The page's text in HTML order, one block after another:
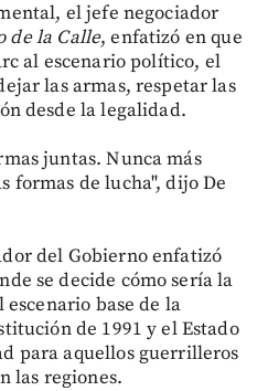
el jefe negociador
de la Calle, enfatizó en que
al escenario político, el
las armas, respetar las
desde la legalidad.
juntas. Nunca más
formas de lucha", dijo De
del Gobierno enfatizó
se decide cómo sería la
base de la
de 1991 y el Estado
para aquellos guerrilleros
las regiones.